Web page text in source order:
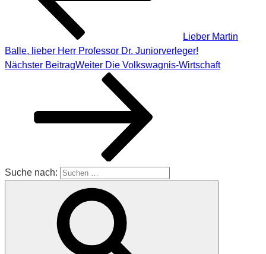
Lieber Martin
Balle, lieber Herr Professor Dr. Juniorverleger!
Nächster BeitragWeiter Die Volkswagnis-Wirtschaft
Suche nach: